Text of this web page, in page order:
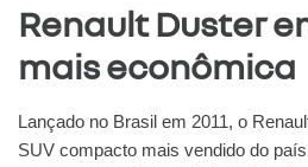
Renault Duster
mais econômica
Lançado no Brasil em 2011, o
SUV compacto mais vendido do